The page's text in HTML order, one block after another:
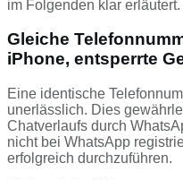
im Folgenden klar erläutert.
Gleiche
iPhone, entsperrte
Eine identische
unerlässlich. Dies
Chatverlaufs durch
nicht bei WhatsApp
erfolgreich durchzuführen.